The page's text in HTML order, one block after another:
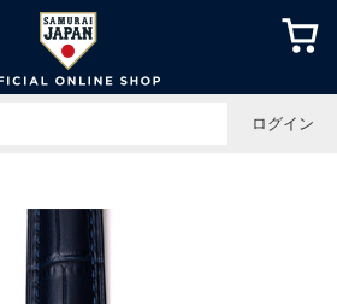
侍ジャパ
ログイン